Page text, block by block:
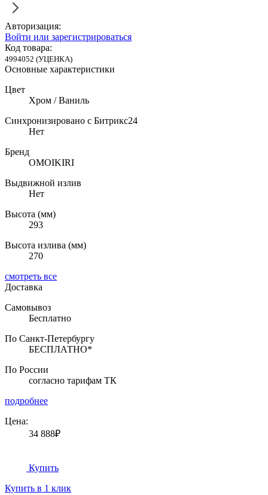
Авторизация:
Войти или зарегистрироваться
Код товара:
4994052 (УЦЕНКА)
Основные характеристики
Цвет
Хром / Ваниль
Синхронизировано с Битрикс24
Нет
Бренд
OMOIKIRI
Выдвижной излив
Нет
Высота (мм)
293
Высота излива (мм)
270
смотреть все
Доставка
Самовывоз
Бесплатно
По Санкт-Петербургу
БЕСПЛАТНО*
По России
согласно тарифам ТК
подробнее
Цена:
34 888₽
Купить
Купить в 1 клик